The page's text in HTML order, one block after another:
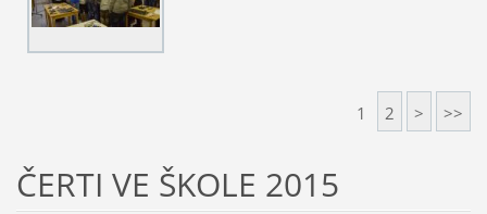
1 2 > >>
ČERTI VE ŠKOLE 2015